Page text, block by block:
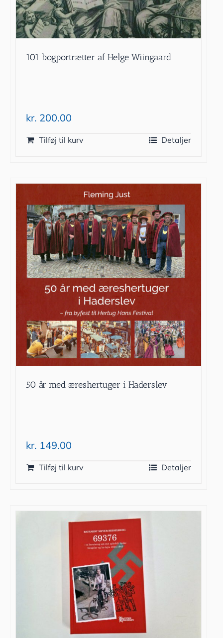
101 bogportrætter af Helge Wiingaard
kr. 200.00
Tilføj til kurv Detaljer
50 år med æreshertuger i Haderslev
kr. 149.00
Tilføj til kurv Detaljer